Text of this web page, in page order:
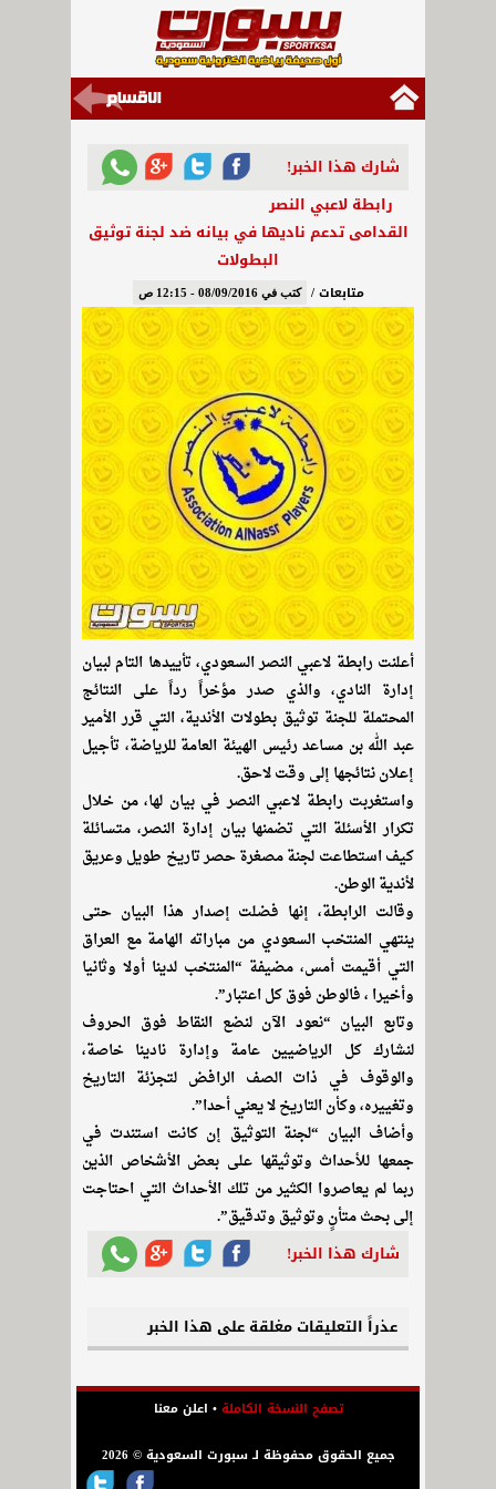
شارك هذا الخبر!
رابطة لاعبي النصر
القدامى تدعم ناديها في بيانه ضد لجنة توثيق
البطولات
متابعات / كتب في 08/09/2016 - 12:15 ص
أعلنت رابطة لاعبي النصر السعودي، تأييدها التام لبيان
إدارة النادي، والذي صدر مؤخراً رداً على النتائج
المحتملة للجنة توثيق بطولات الأندية، التي قرر الأمير
عبد الله بن مساعد رئيس الهيئة العامة للرياضة، تأجيل
إعلان نتائجها إلى وقت لاحق.
واستغربت رابطة لاعبي النصر في بيان لها، من خلال
تكرار الأسئلة التي تضمنها بيان إدارة النصر، متسائلة
كيف استطاعت لجنة مصغرة حصر تاريخ طويل وعريق
لأندية الوطن.
وقالت الرابطة، إنها فضلت إصدار هذا البيان حتى
ينتهي المنتخب السعودي من مباراته الهامة مع العراق
التي أقيمت أمس، مضيفة “المنتخب لدينا أولا وثانيا
وأخيرا ، فالوطن فوق كل اعتبار”.
وتابع البيان “نعود الآن لنضع النقاط فوق الحروف
لنشارك كل الرياضيين عامة وإدارة نادينا خاصة،
والوقوف في ذات الصف الرافض لتجزئة التاريخ
وتغييره، وكأن التاريخ لا يعني أحدا”.
وأضاف البيان “لجنة التوثيق إن كانت استندت في
جمعها للأحداث وتوثيقها على بعض الأشخاص الذين
ربما لم يعاصروا الكثير من تلك الأحداث التي احتاجت
إلى بحث متأنٍ وتوثيق وتدقيق”.
شارك هذا الخبر!
عذراً التعليقات مغلقة على هذا الخبر
تصفح النسخة الكاملة• اعلن معنا
جميع الحقوق محفوظة لـ سبورت السعودية © 2026